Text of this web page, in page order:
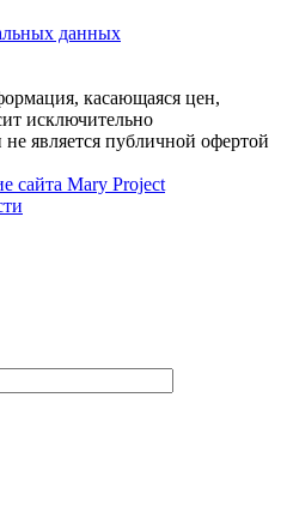
данных
касающаяся цен,
исключительно
является публичной офертой
сайта Mary Project